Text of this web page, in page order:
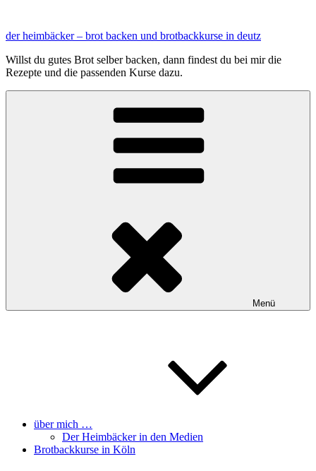
springen
der heimbäcker – brot backen und brotbackkurse in deutz
Willst du gutes Brot selber backen, dann findest du bei mir die
Rezepte und die passenden Kurse dazu.
Menü
über mich …
Der Heimbäcker in den Medien
Brotbackkurse in Köln